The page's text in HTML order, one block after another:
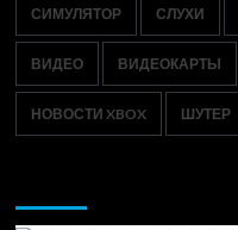
СИМУЛЯТОР СЛУХИ
ВИДЕО ВИДЕОКАРТЫ
НОВОСТИ XBOX ШУТЕР